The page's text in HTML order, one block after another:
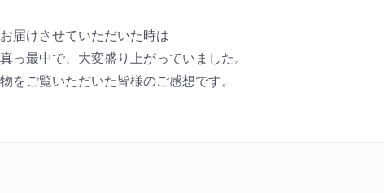
届けさせていただいた時は
っ最中で、大変盛り上がっていました。
をご覧いただいた皆様のご感想です。